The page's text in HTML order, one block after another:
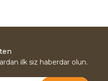
ilk siz haberdar olun.